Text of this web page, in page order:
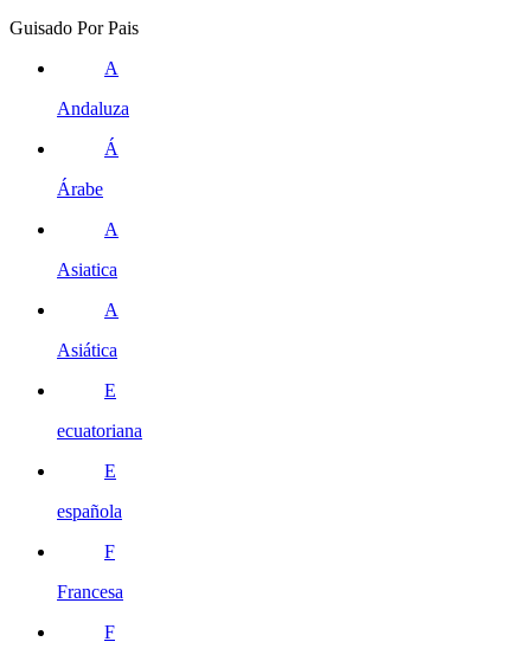
Guisado Por Pais
A
Andaluza
Á
Árabe
A
Asiatica
A
Asiática
E
ecuatoriana
E
española
F
Francesa
F